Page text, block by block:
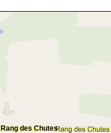
Rang des Chutes